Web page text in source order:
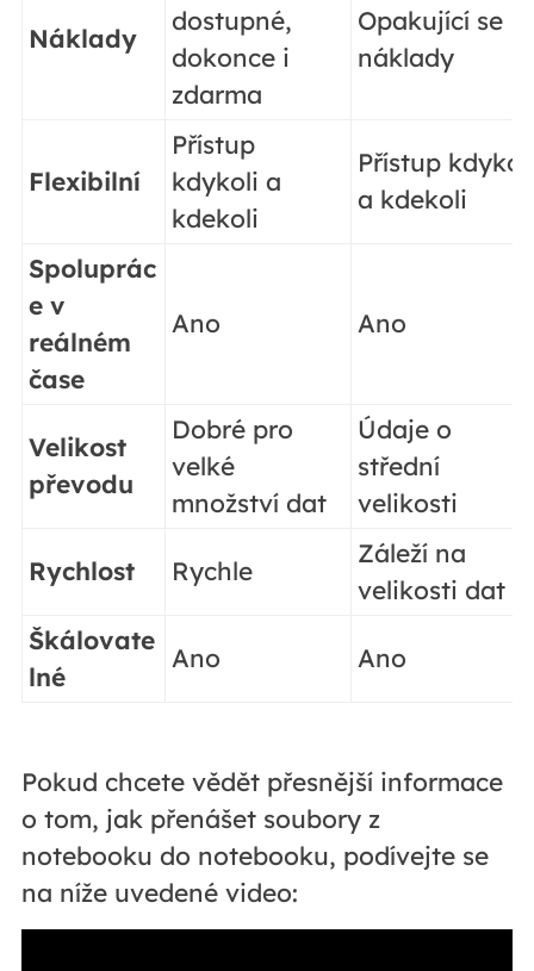
Náklady
dostupné,
dokonce i
zdarma
Opakující se
náklady
Flexibilní
Přístup
kdykoli a
kdekoli
Přístup kdykoli
a kdekoli
Spoluprác
e v
reálném
čase
Ano Ano
Velikost
převodu
Dobré pro
velké
množství dat
Údaje o
střední
velikosti
Rychlost Rychle
Záleží na
velikosti dat
Škálovate
lné
Ano Ano
Pokud chcete vědět přesnější informace
o tom, jak přenášet soubory z
notebooku do notebooku, podívejte se
na níže uvedené video: